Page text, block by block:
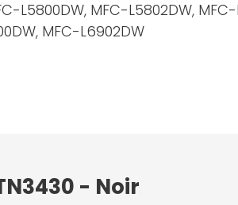
L5800DW, MFC-L5802DW,
MFC-L6902DW
- Noir